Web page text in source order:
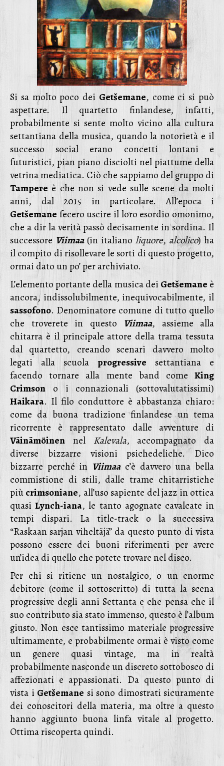
Si sa molto poco dei Getšemane, come ci si può
aspettare. Il quartetto finlandese, infatti,
probabilmente si sente molto vicino alla cultura
settantiana della musica, quando la notorietà e il
successo social erano concetti lontani e
futuristici, pian piano disciolti nel piattume della
vetrina mediatica. Ciò che sappiamo del gruppo di
Tampere è che non si vede sulle scene da molti
anni, dal 2015 in particolare. All’epoca i
Getšemane fecero uscire il loro esordio omonimo,
che a dir la verità passò decisamente in sordina. Il
successore Viimaa(in italiano liquore, alcolico) ha
il compito di risollevare le sorti di questo progetto,
ormai dato un po’ per archiviato.
L’elemento portante della musica dei Getšemane è
ancora, indissolubilmente, inequivocabilmente, il
sassofono. Denominatore comune di tutto quello
che troverete in questo Viimaa, assieme alla
chitarra è il principale attore della trama tessuta
dal quartetto, creando scenari davvero molto
legati alla scuola progressive settantiana e
facendo tornare alla mente band come King
Crimson o i connazionali (sottovalutatissimi)
Haikara. Il filo conduttore è abbastanza chiaro:
come da buona tradizione finlandese un tema
ricorrente è rappresentato dalle avventure di
Väinämöinen nel Kalevala, accompagnato da
diverse bizzarre visioni psichedeliche. Dico
bizzarre perché in Viimaac’è davvero una bella
commistione di stili, dalle trame chitarristiche
piùcrimsoniane, all’uso sapiente del jazz in ottica
quasiLynch-iana, le tanto agognate cavalcate in
tempi dispari. La title-track o la successiva
“Raskaan sarjan viheltäjä” da questo punto di vista
possono essere dei buoni riferimenti per avere
un’idea di quello che potete trovare nel disco.
Per chi si ritiene un nostalgico, o un enorme
debitore (come il sottoscritto) di tutta la scena
progressive degli anni Settanta e che pensa che il
suo contributo sia stato immenso, questo è l’album
giusto. Non esce tantissimo materiale progressive
ultimamente, e probabilmente ormai è visto come
un genere quasi vintage, ma in realtà
probabilmente nasconde un discreto sottobosco di
affezionati e appassionati. Da questo punto di
vista i Getšemane si sono dimostrati sicuramente
dei conoscitori della materia, ma oltre a questo
hanno aggiunto buona linfa vitale al progetto.
Ottima riscoperta quindi.